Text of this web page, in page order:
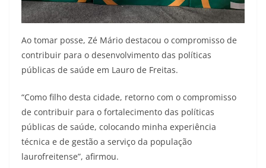
Ao tomar posse, Zé Mário destacou o compromisso de
contribuir para o desenvolvimento das políticas
públicas de saúde em Lauro de Freitas.
“Como filho desta cidade, retorno com o compromisso
de contribuir para o fortalecimento das políticas
públicas de saúde, colocando minha experiência
técnica e de gestão a serviço da população
laurofreitense”, afirmou.